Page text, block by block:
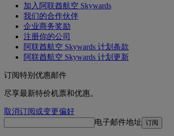
加入阿联酋航空 Skywards
我们的合作伙伴
企业商务奖励
注册你的公司
阿联酋航空 Skywards 计划条款
阿联酋航空 Skywards 计划更新
订阅特别优惠邮件
尽享最新特价机票和优惠。
取消订阅或变更偏好
电子邮件地址 订阅